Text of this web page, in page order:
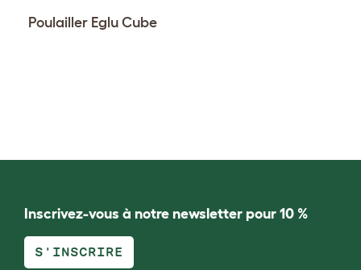
Poulailler Eglu Cube
Inscrivez-vous à notre newsletter pour 10 %
S'INSCRIRE